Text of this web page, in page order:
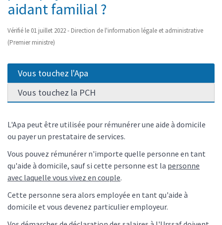
aidant familial ?
Vérifié le 01 juillet 2022 - Direction de l'information légale et administrative
(Premier ministre)
Vous touchez l'Apa
Vous touchez la PCH
L'Apa peut être utilisée pour rémunérer une aide à domicile
ou payer un prestataire de services.
Vous pouvez rémunérer n'importe quelle personne en tant
qu'aide à domicile, sauf si cette personne est la personne
avec laquelle vous vivez en couple.
Cette personne sera alors employée en tant qu'aide à
domicile et vous devenez particulier employeur.